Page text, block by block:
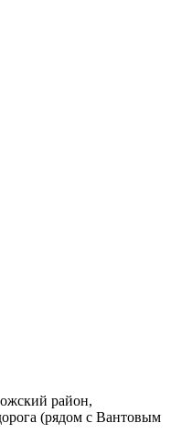
район,
(рядом с Вантовым